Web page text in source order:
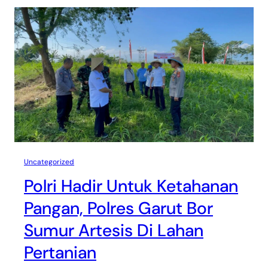
Uncategorized
Polri Hadir Untuk Ketahanan
Pangan, Polres Garut Bor
Sumur Artesis Di Lahan
Pertanian